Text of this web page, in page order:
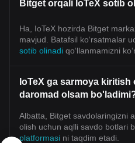
Bitget orqali IoTeX sotib
Ha, IoTeX hozirda Bitget
mavjud. Batafsil koʻrsatmalar
sotib olinadi qoʻllanmamizni
IoTeX ga sarmoya
daromad olsam
Albatta, Bitget savdolaringizni
olish uchun aqlli savdo botlari
platformasi ni taqdim etadi.